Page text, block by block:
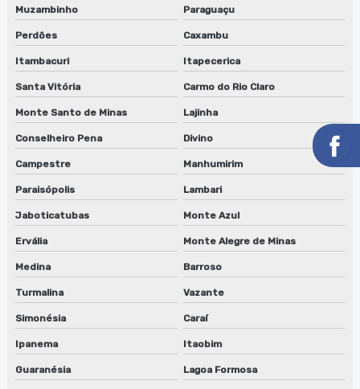
Serviço de conserto de máquinas de limpeza de equipamentos
Serviço de manutenção de lavadora de anilox
Serviço de manutenção de lavadora de anilox em jundiaí
Serviço de manutenção de lavadora de anilox em sp
Serviço de manutenção de lavadora de clichês em jundiaí
Serviço de manutenção de lavadora de clichês em sp
Serviço de manutenção de lavadora de peças biodegradáveis
Serviço de manutenção de máquinas de limpeza de
equipamentos
Serviço de manutenção de sugador de refiles
Serviço de reparo de lavadora de cilindros
Muzambinho Paraguaçu
Perdões Caxambu
Itambacuri Itapecerica
Santa Vitória Carmo do Rio Claro
Monte Santo de Minas Lajinha
Conselheiro Pena Divino
Campestre Manhumirim
Paraisópolis Lambari
Jaboticatubas Monte Azul
Ervália Monte Alegre de Minas
Medina Barroso
Turmalina Vazante
Simonésia Caraí
Ipanema Itaobim
Guaranésia Lagoa Formosa